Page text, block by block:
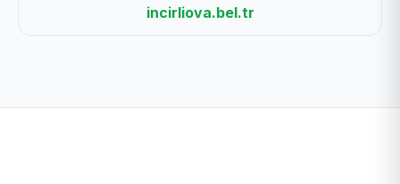
incirliova.bel.tr